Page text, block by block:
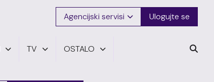
Agencijski servisi Ulogujte se
TV OSTALO